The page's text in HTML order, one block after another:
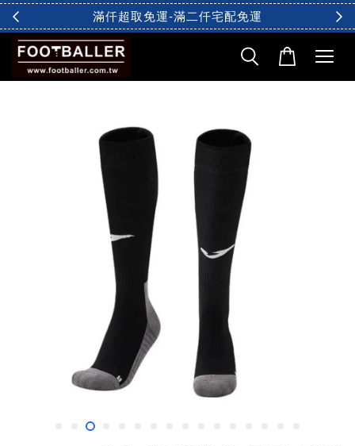
滿仟超取免運-滿二仟宅配免運